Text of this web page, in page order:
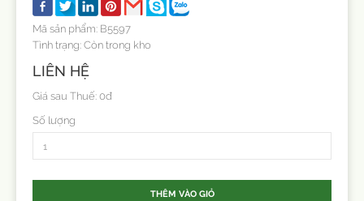
Mã sản phẩm: B5597
Tình trạng: Còn trong kho
LIÊN HỆ
Giá sau Thuế: 0đ
Số lượng
THÊM VÀO GIỎ